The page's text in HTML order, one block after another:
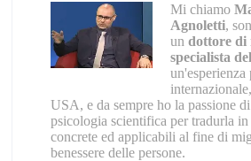
Mi chiamo
Agnoletti,
un dottore di
specialista
un'esperienza
USA, e da sempre ho la passione
psicologia scientifica per tradurla in
concrete ed applicabili al fine di
benessere delle persone.